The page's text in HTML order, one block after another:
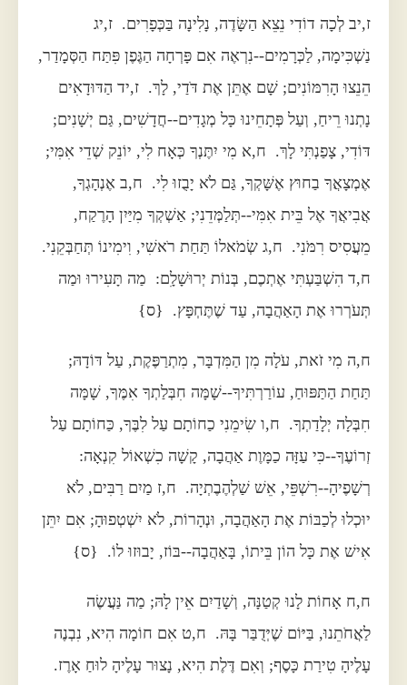
ז,יב לְכָה דוֹדִי נֵצֵא הַשָּׂדֶה, נָלִינָה בַּכְּפָרִים. ז,יג
נַשְׁכִּימָה, לַכְּרָמִים--נִרְאֶה אִם פָּרְחָה הַגֶּפֶן פִּתַּח הַסְּמָדַר,
הֵנֵצוּ הָרִמּוֹנִים; שָׁם אֶתֵּן אֶת דֹּדַי, לָךְ. ז,יד הַדּוּדָאִים
נָתְנוּ רֵיחַ, וְעַל פְּתָחֵינוּ כָּל מְגָדִים--חֲדָשִׁים, גַּם יְשָׁנִים;
דּוֹדִי, צָפַנְתִּי לָךְ. ח,א מִי יִתֶּנְךָ כְּאָח לִי, יוֹנֵק שְׁדֵי אִמִּי;
אֶמְצָאֲךָ בַחוּץ אֶשָּׁקְךָ, גַּם לֹא יָבֻזוּ לִי. ח,ב אֶנְהָגְךָ,
אֲבִיאֲךָ אֶל בֵּית אִמִּי--תְּלַמְּדֵנִי; אַשְׁקְךָ מִיַּיִן הָרֶקַח,
מֵעֲסִיס רִמֹּנִי. ח,ג שְׂמֹאלוֹ תַּחַת רֹאשִׁי, וִימִינוֹ תְּחַבְּקֵנִי.
ח,ד הִשְׁבַּעְתִּי אֶתְכֶם, בְּנוֹת יְרוּשָׁלִָם: מַה תָּעִירוּ וּמַה
תְּעֹרְרוּ אֶת הָאַהֲבָה, עַד שֶׁתֶּחְפָּץ. {ס}
ח,ה מִי זֹאת, עֹלָה מִן הַמִּדְבָּר, מִתְרַפֶּקֶת, עַל דּוֹדָהּ;
תַּחַת הַתַּפּוּחַ, עוֹרַרְתִּיךָ--שָׁמָּה חִבְּלַתְךָ אִמֶּךָ, שָׁמָּה
חִבְּלָה יְלָדַתְךָ. ח,ו שִׂימֵנִי כַחוֹתָם עַל לִבֶּךָ, כַּחוֹתָם עַל
זְרוֹעֶךָ--כִּי עַזָּה כַמָּוֶת אַהֲבָה, קָשָׁה כִשְׁאוֹל קִנְאָה:
רְשָׁפֶיהָ--רִשְׁפֵּי, אֵשׁ שַׁלְהֶבֶתְיָה. ח,ז מַיִם רַבִּים, לֹא
יוּכְלוּ לְכַבּוֹת אֶת הָאַהֲבָה, וּנְהָרוֹת, לֹא יִשְׁטְפוּהָ; אִם יִתֵּן
אִישׁ אֶת כָּל הוֹן בֵּיתוֹ, בָּאַהֲבָה--בּוֹז, יָבוּזוּ לוֹ. {ס}
ח,ח אָחוֹת לָנוּ קְטַנָּה, וְשָׁדַיִם אֵין לָהּ; מַה נַּעֲשֶׂה
לַאֲחֹתֵנוּ, בַּיּוֹם שֶׁיְּדֻבַּר בָּהּ. ח,ט אִם חוֹמָה הִיא, נִבְנֶה
עָלֶיהָ טִירַת כָּסֶף; וְאִם דֶּלֶת הִיא, נָצוּר עָלֶיהָ לוּחַ אָרֶז.